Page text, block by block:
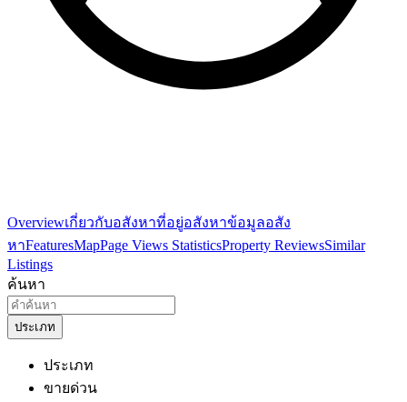
Overviewเกี่ยวกับอสังหาที่อยู่อสังหาข้อมูลอสัง
หาFeaturesMapPage Views StatisticsProperty ReviewsSimilar
Listings
ค้นหา
ประเภท
ประเภท
ขายด่วน